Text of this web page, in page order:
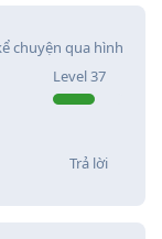
chuyện qua hình
Level37
Trả lời